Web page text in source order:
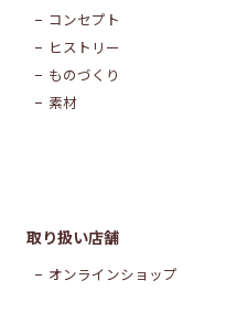
コンセプト
ヒストリー
ものづくり
素材
取り扱い店舗
オンラインショップ